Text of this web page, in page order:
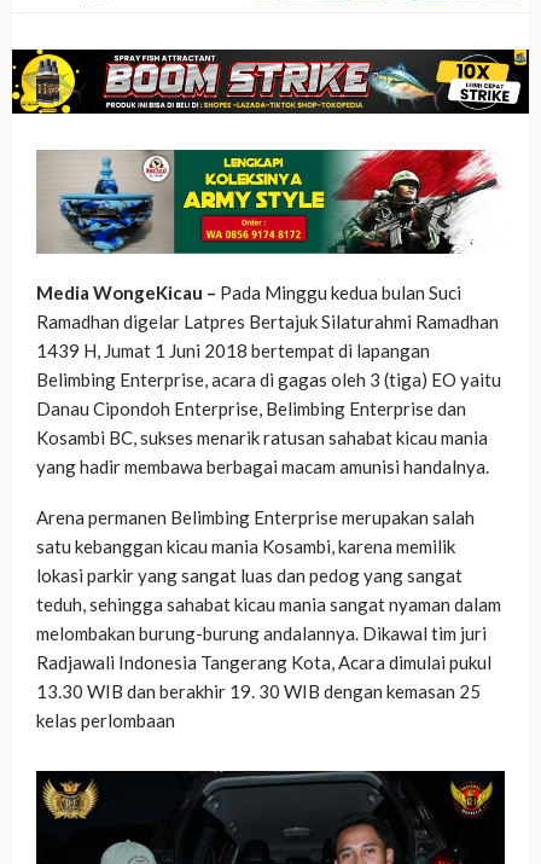
Media WongeKicau – Pada Minggu kedua bulan Suci
Ramadhan digelar Latpres Bertajuk Silaturahmi Ramadhan
1439 H, Jumat 1 Juni 2018 bertempat di lapangan
Belimbing Enterprise, acara di gagas oleh 3 (tiga) EO yaitu
Danau Cipondoh Enterprise, Belimbing Enterprise dan
Kosambi BC, sukses menarik ratusan sahabat kicau mania
yang hadir membawa berbagai macam amunisi handalnya.
Arena permanen Belimbing Enterprise merupakan salah
satu kebanggan kicau mania Kosambi, karena memilik
lokasi parkir yang sangat luas dan pedog yang sangat
teduh, sehingga sahabat kicau mania sangat nyaman dalam
melombakan burung-burung andalannya. Dikawal tim juri
Radjawali Indonesia Tangerang Kota, Acara dimulai pukul
13.30 WIB dan berakhir 19. 30 WIB dengan kemasan 25
kelas perlombaan